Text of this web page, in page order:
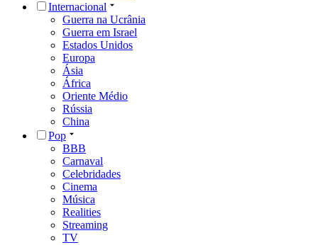
Internacional
Guerra na Ucrânia
Guerra em Israel
Estados Unidos
Europa
Ásia
África
Oriente Médio
Rússia
China
Pop
BBB
Carnaval
Celebridades
Cinema
Música
Realities
Streaming
TV